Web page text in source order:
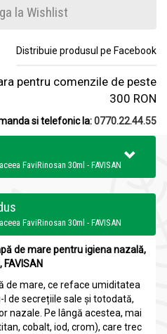
la Wishlist
Distribuie produsul pe Facebook
pentru comenzile de peste
300 RON
si telefonic la:0770.22.44.55
FaviRinosan 30ml - FAVISAN
FaviRinosan 30ml - FAVISAN
de mare pentru igiena nazală,
FAVISAN
de mare, ce reface umiditatea
de secrețiile sale și totodată,
nazale. Pe lângă acestea, mai
cobalt, iod, crom), care trec